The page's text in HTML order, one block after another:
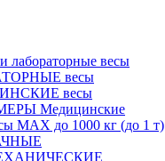
лабораторные весы
весы
весы
Медицинские
MAX до 1000 кг (до 1 т)